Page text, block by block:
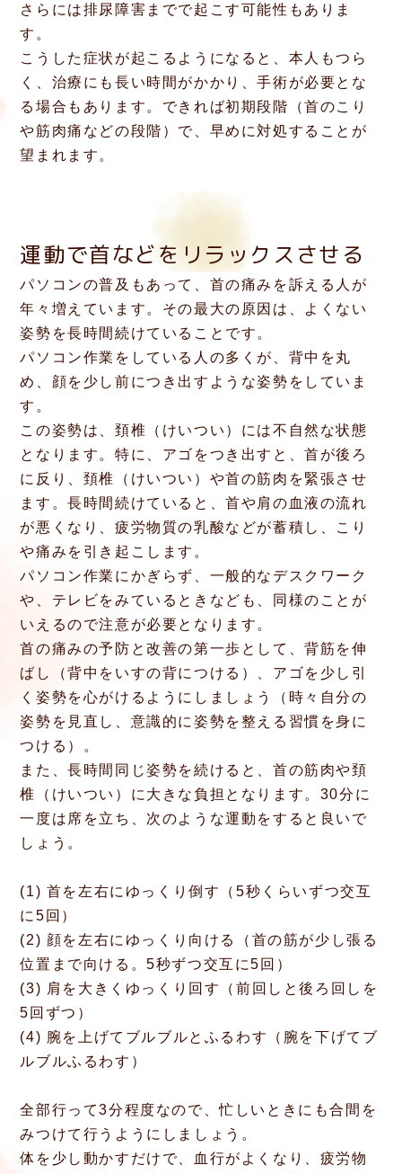
さらには排尿障害までで起こす可能性もありま
す。
こうした症状が起こるようになると、本人もつら
く、治療にも長い時間がかかり、手術が必要とな
る場合もあります。できれば初期段階（首のこり
や筋肉痛などの段階）で、早めに対処することが
望まれます。
運動で首などをリラックスさせる
パソコンの普及もあって、首の痛みを訴える人が
年々増えています。その最大の原因は、よくない
姿勢を長時間続けていることです。
パソコン作業をしている人の多くが、背中を丸
め、顔を少し前につき出すような姿勢をしていま
す。
この姿勢は、頚椎（けいつい）には不自然な状態
となります。特に、アゴをつき出すと、首が後ろ
に反り、頚椎（けいつい）や首の筋肉を緊張させ
ます。長時間続けていると、首や肩の血液の流れ
が悪くなり、疲労物質の乳酸などが蓄積し、こり
や痛みを引き起こします。
パソコン作業にかぎらず、一般的なデスクワーク
や、テレビをみているときなども、同様のことが
いえるので注意が必要となります。
首の痛みの予防と改善の第一歩として、背筋を伸
ばし（背中をいすの背につける）、アゴを少し引
く姿勢を心がけるようにしましょう（時々自分の
姿勢を見直し、意識的に姿勢を整える習慣を身に
つける）。
また、長時間同じ姿勢を続けると、首の筋肉や頚
椎（けいつい）に大きな負担となります。30分に
一度は席を立ち、次のような運動をすると良いで
しょう。
(1) 首を左右にゆっくり倒す（5秒くらいずつ交互
に5回）
(2) 顔を左右にゆっくり向ける（首の筋が少し張る
位置まで向ける。5秒ずつ交互に5回）
(3) 肩を大きくゆっくり回す（前回しと後ろ回しを
5回ずつ）
(4) 腕を上げてブルブルとふるわす（腕を下げてブ
ルブルふるわす）
全部行って3分程度なので、忙しいときにも合間を
みつけて行うようにしましょう。
体を少し動かすだけで、血行がよくなり、疲労物